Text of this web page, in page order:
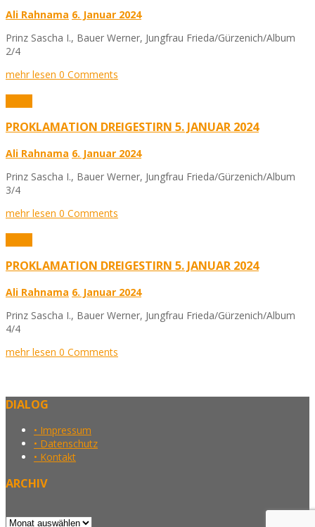
Ali Rahnama 6. Januar 2024
Prinz Sascha I., Bauer Werner, Jungfrau Frieda/Gürzenich/Album
2/4
mehr lesen 0 Comments
PROKLAMATION DREIGESTIRN 5. JANUAR 2024
Ali Rahnama 6. Januar 2024
Prinz Sascha I., Bauer Werner, Jungfrau Frieda/Gürzenich/Album
3/4
mehr lesen 0 Comments
PROKLAMATION DREIGESTIRN 5. JANUAR 2024
Ali Rahnama 6. Januar 2024
Prinz Sascha I., Bauer Werner, Jungfrau Frieda/Gürzenich/Album
4/4
mehr lesen 0 Comments
DIALOG
• Impressum
• Datenschutz
• Kontakt
ARCHIV